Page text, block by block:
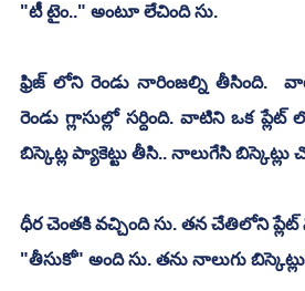
"టీ టైం.." అంటూ లేచింది సు.
ఫ్రిజ్ లోని రెండు నారింజల్ని తీసింది.
రెండు గ్లాసుల్లో సర్దింది. వాటిని ఒక ప్లేట్
ధీర చెంతకి వచ్చింది సు. తన చేతిలోని
"తీసుకో" అంది సు. తను నాలుగు